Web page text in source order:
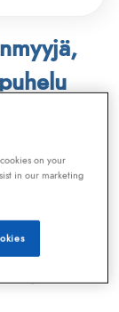
kyseessä on
tai
jatkuvasti,
on your
in our marketing